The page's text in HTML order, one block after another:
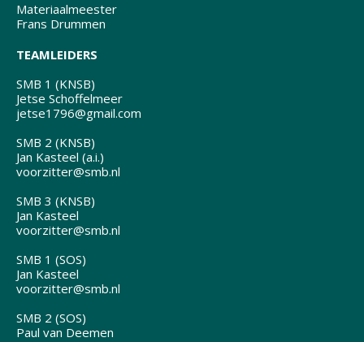
Materiaalmeester
Frans Drummen
TEAMLEIDERS
SMB 1 (KNSB)
Jetse Schoffelmeer
jetse1796@gmail.com
SMB 2 (KNSB)
Jan Kasteel (a.i.)
voorzitter@smb.nl
SMB 3 (KNSB)
Jan Kasteel
voorzitter@smb.nl
SMB 1 (SOS)
Jan Kasteel
voorzitter@smb.nl
SMB 2 (SOS)
Paul van Deemen